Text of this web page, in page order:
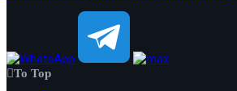
To Top